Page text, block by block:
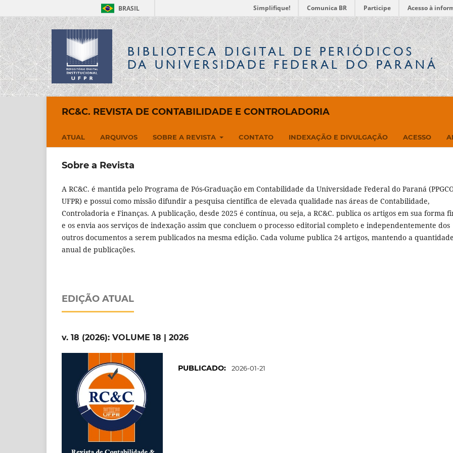
BRASIL Simplifique! Comunica BR Participe Acesso à
BIBLIOTECA DIGITALDE PERIÓDICOS
DA UNIVERSIDADE FEDERAL DO PARANÁ
RC&C. REVISTA DE CONTABILIDADE E CONTROLADORIA
ATUAL ARQUIVOS SOBRE A REVISTA CONTATO INDEXAÇÃO E DIVULGAÇÃO ACESSO
Sobre a Revista
A RC&C. é mantida pelo Programa de Pós-Graduação em Contabilidade da Universidade Federal do Paraná
UFPR) e possui como missão difundir a pesquisa científica de elevada qualidade nas áreas de Contabilidade,
Controladoria e Finanças. A publicação, desde 2025 é contínua, ou seja, a RC&C. publica os artigos em sua forma
e os envia aos serviços de indexação assim que concluem o processo editorial completo e independentemente dos
outros documentos a serem publicados na mesma edição. Cada volume publica 24 artigos, mantendo a quantidade
anual de publicações.
EDIÇÃO ATUAL
v. 18 (2026): VOLUME 18 | 2026
PUBLICADO: 2026-01-21